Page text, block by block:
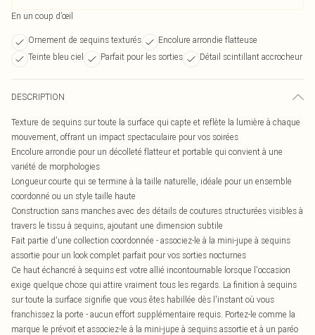
En un coup d’œil
Ornement de sequins texturés
Encolure arrondie flatteuse
Teinte bleu ciel
Parfait pour les sorties Détail scintillant accrocheur
DESCRIPTION
Texture de sequins sur toute la surface qui capte et reflète la lumière à chaque
mouvement, offrant un impact spectaculaire pour vos soirées
Encolure arrondie pour un décolleté flatteur et portable qui convient à une
variété de morphologies
Longueur courte qui se termine à la taille naturelle, idéale pour un ensemble
coordonné ou un style taille haute
Construction sans manches avec des détails de coutures structurées visibles à
travers le tissu à sequins, ajoutant une dimension subtile
Fait partie d'une collection coordonnée - associez-le à la mini-jupe à sequins
assortie pour un look complet parfait pour vos sorties nocturnes
Ce haut échancré à sequins est votre allié incontournable lorsque l'occasion
exige quelque chose qui attire vraiment tous les regards. La finition à sequins
sur toute la surface signifie que vous êtes habillée dès l'instant où vous
franchissez la porte - aucun effort supplémentaire requis. Portez-le comme la
marque le prévoit et associez-le à la mini-jupe à sequins assortie et à un paréo